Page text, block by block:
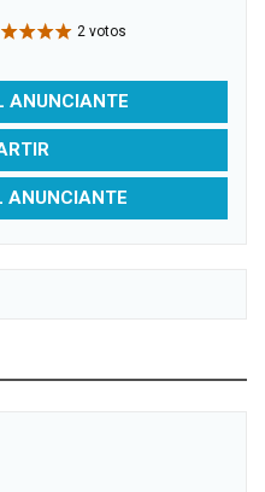
2 votos
ANUNCIANTE
ANUNCIANTE